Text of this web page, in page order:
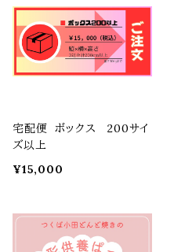
宅配便 ボックス 200サイ
ズ以上
¥15,000